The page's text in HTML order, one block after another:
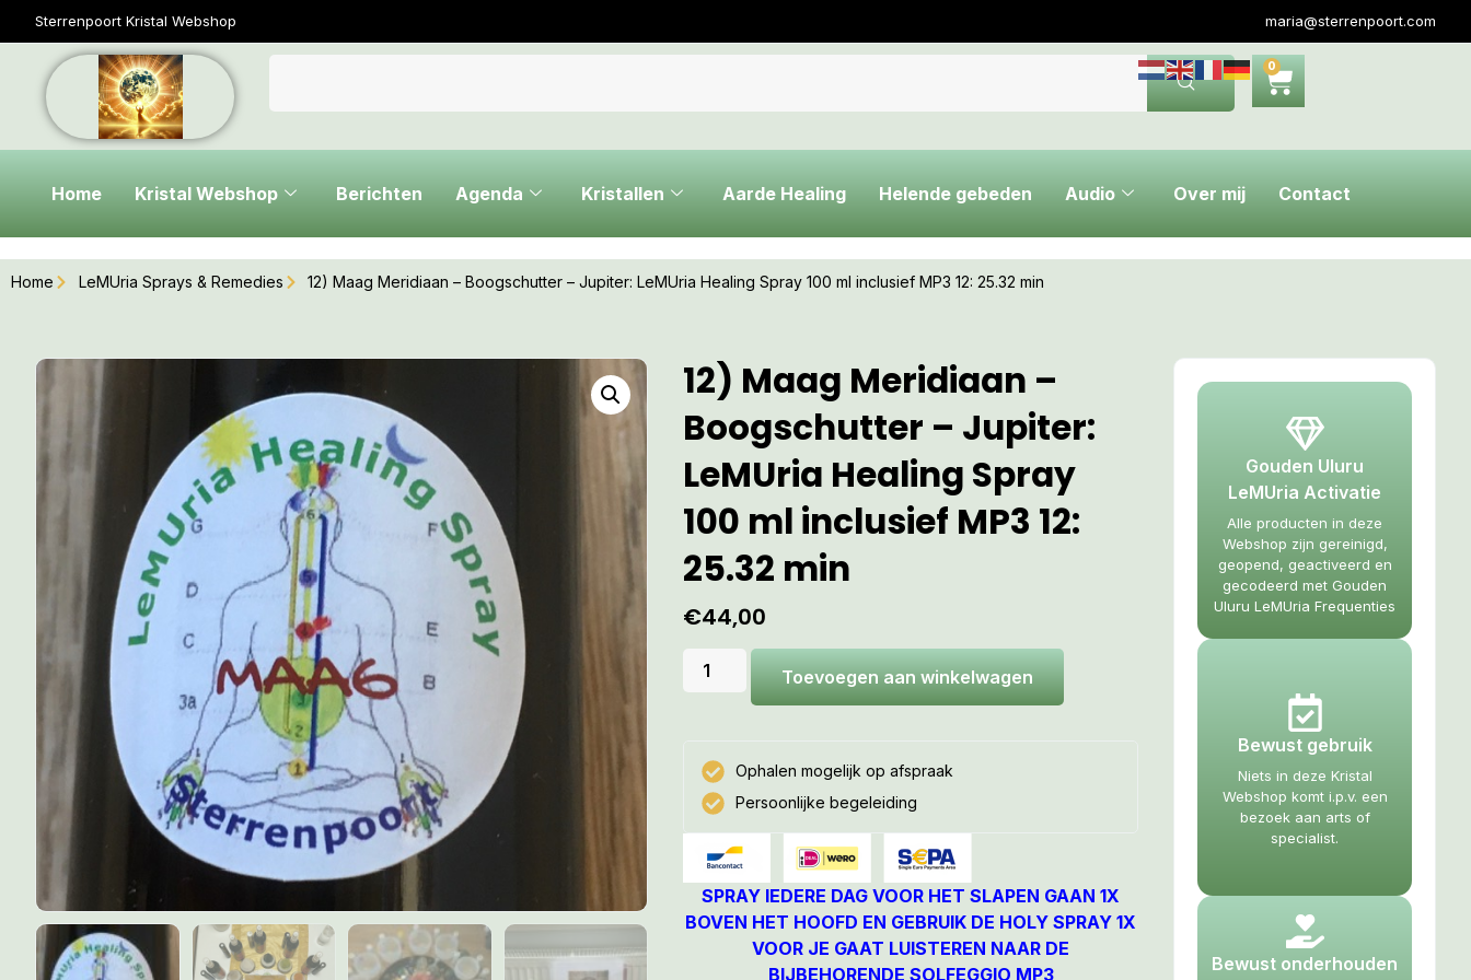
Sterrenpoort Kristal Webshop maria@sterrenpoort.com
0
Home Kristal Webshop Berichten Agenda Kristallen Aarde Healing Helende gebeden Audio Over mij Contact
Home LeMUria Sprays & Remedies 12) Maag Meridiaan – Boogschutter – Jupiter: LeMUria Healing Spray 100 ml inclusief MP3 12: 25.32 min
12) Maag Meridiaan –
Boogschutter – Jupiter:
LeMUria Healing Spray
100 ml inclusief MP3 12:
25.32 min
€44,00
Toevoegen aan winkelwagen
Ophalen mogelijk op afspraak
Persoonlijke begeleiding
SPRAY IEDERE DAG VOOR HET SLAPEN GAAN 1X
BOVEN HET HOOFD EN GEBRUIK DE HOLY SPRAY 1X
VOOR JE GAAT LUISTEREN NAAR DE
BIJBEHORENDE SOLFEGGIO MP3
Gouden Uluru
LeMUria Activatie
Alle producten in deze
Webshop zijn gereinigd,
geopend, geactiveerd en
gecodeerd met Gouden
Uluru LeMUria Frequenties
Bewust gebruik
Niets in deze Kristal
Webshop komt i.p.v. een
bezoek aan arts of
specialist.
Bewust onderhouden